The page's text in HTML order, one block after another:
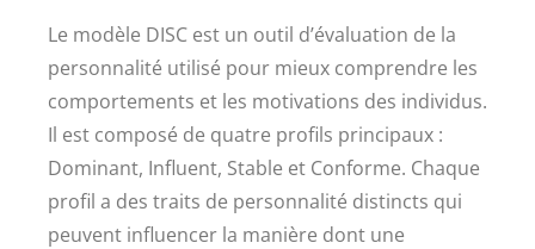
Le modèle DISC est un outil d’évaluation de la
personnalité utilisé pour mieux comprendre les
comportements et les motivations des individus.
Il est composé de quatre profils principaux :
Dominant, Influent, Stable et Conforme. Chaque
profil a des traits de personnalité distincts qui
peuvent influencer la manière dont une